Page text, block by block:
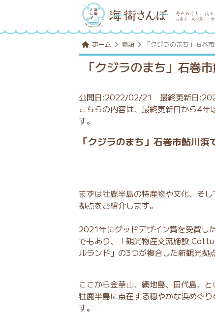
ホーム 物語 「クジラのまち」石巻
「クジラのまち」石巻
公開日:2022/02/21 最終更新日
こちらの内容は、最終更新日から4年
す。
「クジラのまち」石巻市鮎川
まずは牡鹿半島の特産物や文化、そ
拠点をご紹介します。
2021年にグッドデザイン賞を受賞し
でもあり、「観光物産交流施設
ルランド」の3つが複合した新観光拠
ここから金華山、網地島、田代島、
牡鹿半島に点在する穏やかな浜めぐ
す。